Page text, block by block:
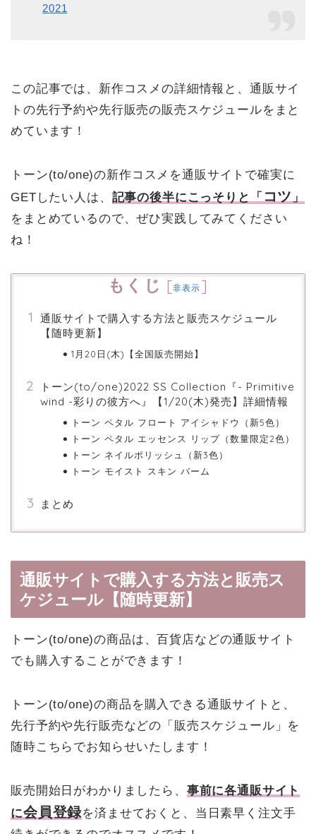
2021
この記事では、新作コスメの詳細情報と、通販サイ
トの先行予約や先行販売の販売スケジュールをまと
めています！
トーン(to/one)の新作コスメを通販サイトで確実に
GETしたい人は、 記事の後半にこっそりと「 コツ 」
をまとめているので、ぜひ実践してみてください
ね！
もくじ [非表示 ]
通販サイトで購入する方法と販売スケジュール
【随時更新】
1月20日(木)【全国販売開始】
トーン(to/one)2022 SS Collection『- Primitive
wind -彩りの彼方へ』【1/20(木)発売】詳細情報
トーン ペタル フロート アイシャドウ（新5色）
トーン ペタル エッセンス リップ（数量限定2色）
トーン ネイルポリッシュ（新3色）
トーン モイスト スキン バーム
まとめ
通販サイトで購入する方法と販売ス
ケジュール【随時更新】
トーン(to/one)の商品は、百貨店などの通販サイト
でも購入することができます！
トーン(to/one)の商品を購入できる通販サイトと、
先行予約や先行販売などの「販売スケジュール」を
随時こちらでお知らせいたします！
販売開始日がわかりましたら、 事前に各通販サイト
に会員登録を済ませておくと、当日素早く注文手